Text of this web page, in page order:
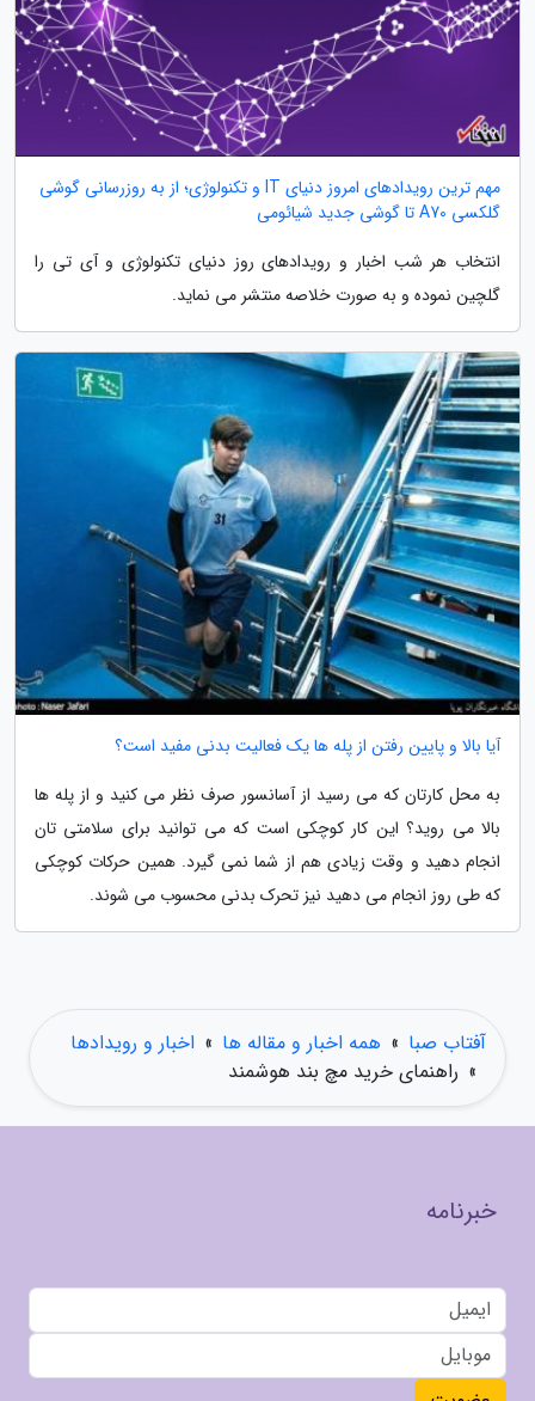
مهم ترین رویدادهای امروز دنیای IT و تکنولوژی؛ از به روزرسانی گوشی
گلکسی A70 تا گوشی جدید شیائومی
انتخاب هر شب اخبار و رویدادهای روز دنیای تکنولوژی و آی تی را
گلچین نموده و به صورت خلاصه منتشر می نماید.
آیا بالا و پایین رفتن از پله ها یک فعالیت بدنی مفید است؟
به محل کارتان که می رسید از آسانسور صرف نظر می کنید و از پله ها
بالا می روید؟ این کار کوچکی است که می توانید برای سلامتی تان
انجام دهید و وقت زیادی هم از شما نمی گیرد. همین حرکات کوچکی
که طی روز انجام می دهید نیز تحرک بدنی محسوب می شوند.
آفتاب صبا » همه اخبار و مقاله ها » اخبار و رویدادها
» راهنمای خرید مچ بند هوشمند
خبرنامه